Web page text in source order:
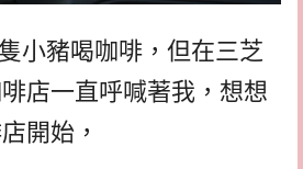
小豬喝咖啡，但在三芝
店一直呼喊著我，想想
開始，